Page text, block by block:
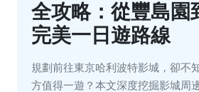
全攻略：從豐島園
完美一日遊路線
規劃前往東京哈利波特影城，卻不
方值得一遊？本文深度挖掘影城周